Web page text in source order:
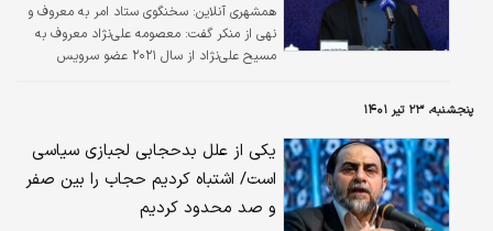
همشهری آنلاین: سخنگوی ستاد امر به معروف و
نهی از منکر گفت: معصومه علی‌نژاد معروف به
مسیح علی‌نژاد از سال ۲۰۲۱ عضو سرویس
پنجشنبه، ۲۳ تیر ۱۴۰۱
یکی از علل بدحجابی لجبازی سیاسی
است/ اشتباه کردیم حجاب را بین صفر
و صد محدود کردیم